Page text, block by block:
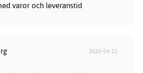
varor och leveranstid
2026-04-11